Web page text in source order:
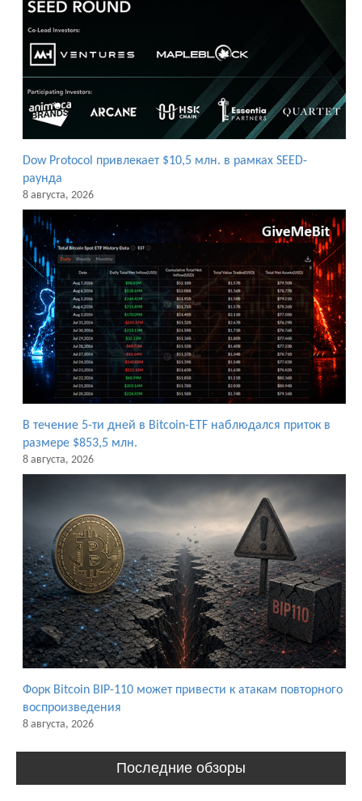
Dow Protocol привлекает $10,5 млн. в рамках SEED-
раунда
8 августа, 2026
В течение 5-ти дней в Bitcoin-ETF наблюдался приток в
размере $853,5 млн.
8 августа, 2026
Форк Bitcoin BIP-110 может привести к атакам повторного
воспроизведения
8 августа, 2026
Последние обзоры